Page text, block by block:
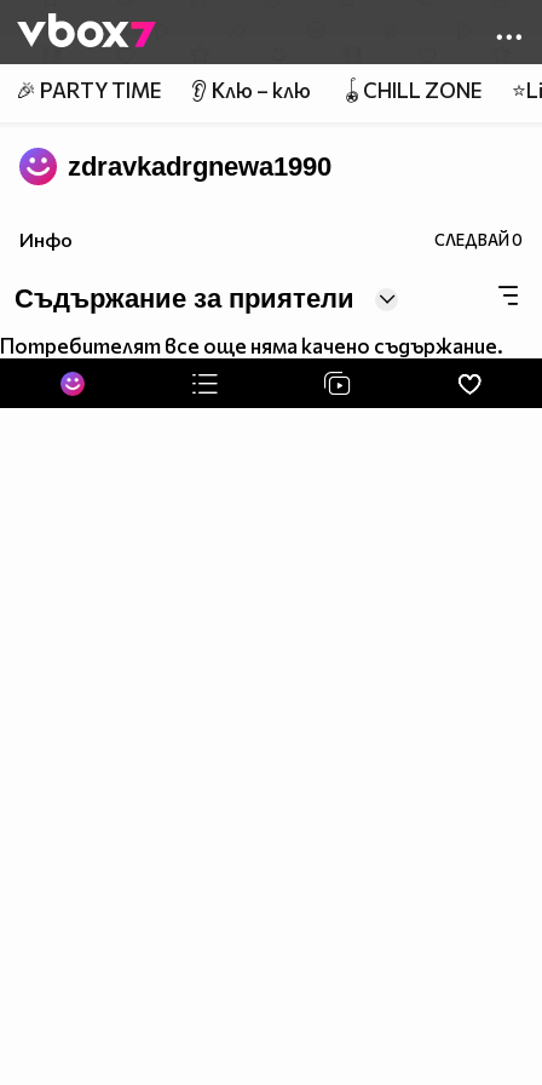
👾
🎉 PARTY TIME 👂 Клю – клю 🪀CHILL ZONE
zdravkadrgnewa1990
Инфо СЛЕДВАЙ0
Съдържание за приятели
Потребителят все още няма качено съдържание.